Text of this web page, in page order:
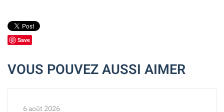
Save
VOUS POUVEZ AUSSI AIMER
6 août 2026